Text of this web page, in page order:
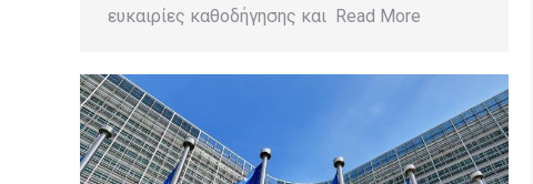
ευκαιρίες καθοδήγησης και Read More